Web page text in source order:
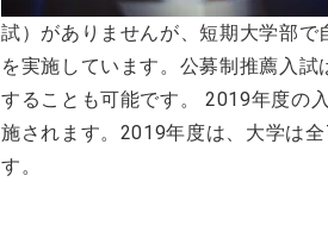
試）がありませんが、短期大学部
を実施しています。公募制推薦入
することも可能です。 2019年度の
施されます。2019年度は、大学は
す。